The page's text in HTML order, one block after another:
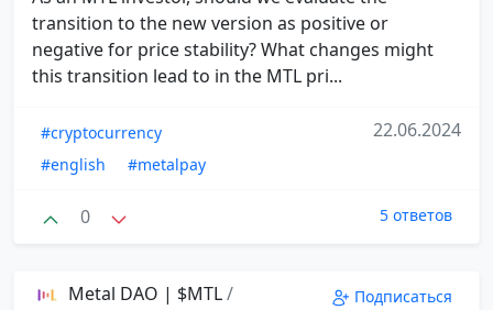
transition to the new version as positive or
negative for price stability? What changes might
this transition lead to in the MTL pri...
#cryptocurrency
#english
#metalpay
22.06.2024
0 5 ответов
Metal DAO | $MTL/
Подписаться